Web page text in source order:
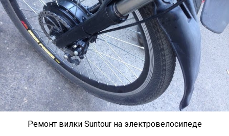
Ремонт вилки Suntour на электровелосипеде